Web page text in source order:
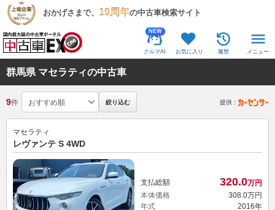
おかげさまで、 19周年の中古車検索サイト
NEW
クルマAI お気に入り 履歴 メニュー
群馬県 マセラティの中古車
9件 絞り込む 提供：
マセラティ
レヴァンテ S 4WD
支払総額 320.0万円
本体価格
308. 0万円
年式
2016年